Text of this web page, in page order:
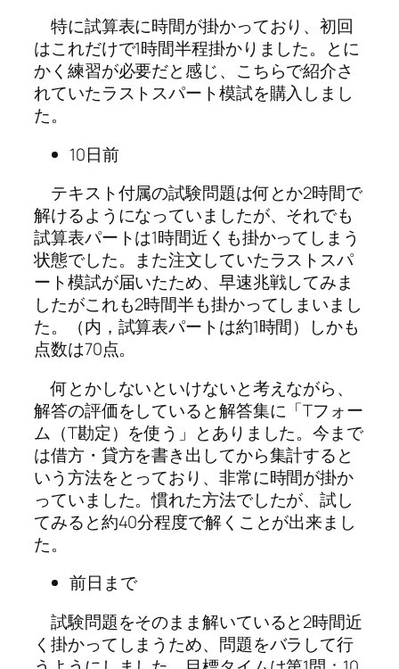
特に試算表に時間が掛かっており、初回
はこれだけで1時間半程掛かりました。とに
かく練習が必要だと感じ、こちらで紹介さ
れていたラストスパート模試を購入しまし
た。
10日前
テキスト付属の試験問題は何とか2時間で
解けるようになっていましたが、それでも
試算表パートは1時間近くも掛かってしまう
状態でした。また注文していたラストスパ
ート模試が届いたため、早速兆戦してみま
したがこれも2時間半も掛かってしまいまし
た。（内，試算表パートは約1時間）しかも
点数は70点。
何とかしないといけないと考えながら、
解答の評価をしていると解答集に「Tフォー
ム（T勘定）を使う」とありました。今まで
は借方・貸方を書き出してから集計すると
いう方法をとっており、非常に時間が掛か
っていました。慣れた方法でしたが、試し
てみると約40分程度で解くことが出来まし
た。
前日まで
試験問題をそのまま解いていると2時間近
く掛かってしまうため、問題をバラして行